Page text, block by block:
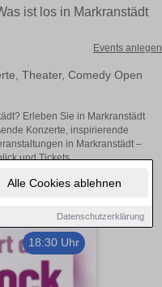
Alle Cookies ablehnen
Datenschutzerklärung
ist los in Markranstädt
Events anlegen
Theater, Comedy Open
Erleben Sie in Markranstädt
Konzerte, inspirierende
in Markranstädt –
und Tickets.
18:30 Uhr